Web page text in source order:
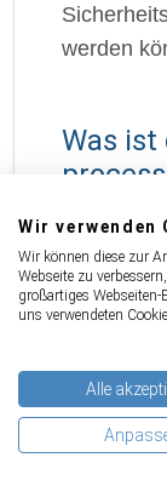
werden
Was ist
Dieser
Machine-
löst sich in
vom
Wir verwenden
Wir können diese zur
Webseite zu
großartiges
uns verwendeten
Alle